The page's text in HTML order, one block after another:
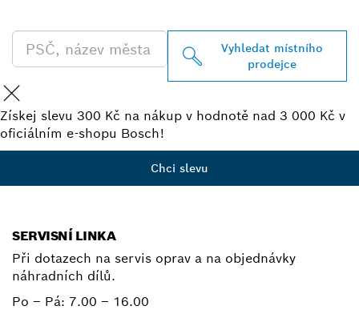
Vyhledat místního
prodejce
Získej slevu 300 Kč na nákup v hodnotě nad 3 000 Kč v
oficiálním e-shopu Bosch!
Chci slevu
SERVISNÍ LINKA
Při dotazech na servis oprav a na objednávky
náhradních dílů.
Po – Pá: 7.00 – 16.00